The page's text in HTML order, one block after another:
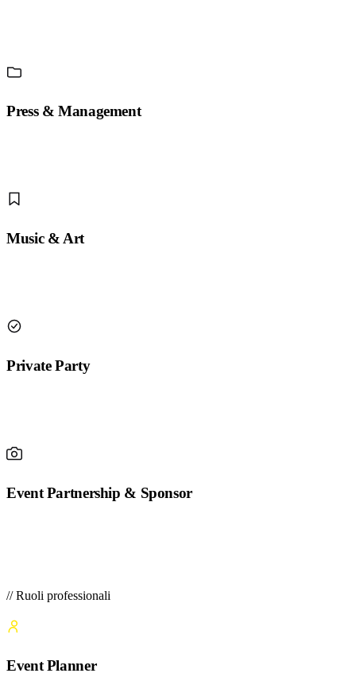
Press & Management
Music & Art
Private Party
Event Partnership & Sponsor
// Ruoli professionali
Event Planner